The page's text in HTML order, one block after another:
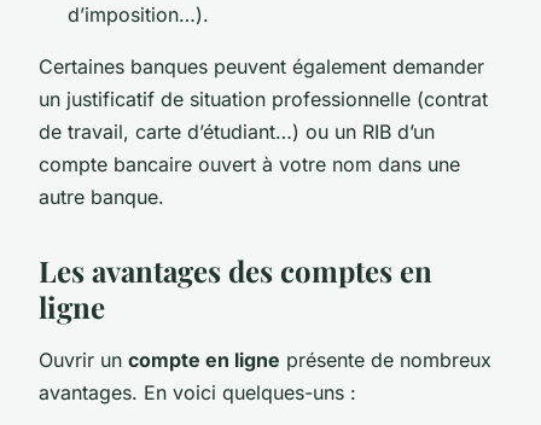
d’imposition…).
Certaines banques peuvent également demander
un justificatif de situation professionnelle (contrat
de travail, carte d’étudiant…) ou un RIB d’un
compte bancaire ouvert à votre nom dans une
autre banque.
Les avantages des comptes en
ligne
Ouvrir un compte en ligne présente de nombreux
avantages. En voici quelques-uns :